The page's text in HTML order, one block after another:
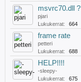
msvrc70.dll ?
pjari
Lukukerrat:
664
frame rate
petteri
Lukukerrat:
688
HELP!!!!
-sleepy-
Lukukerrat:
675